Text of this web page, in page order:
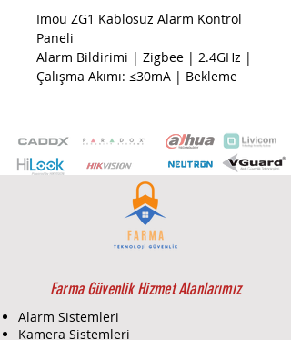
Imou ZG1 Kablosuz Alarm Kontrol
Paneli
Alarm Bildirimi | Zigbee | 2.4GHz |
Çalışma Akımı: ≤30mA | Bekleme
≤15dBm | İletişim Mesafesi: 200m
| IPC ve Ampuller Gibi Diğer Akıllı
Ev Cihazlarıyla Ara Bağlantı
Farma Güvenlik Hizmet Alanlarımız
Alarm Sistemleri
Kamera Sistemleri